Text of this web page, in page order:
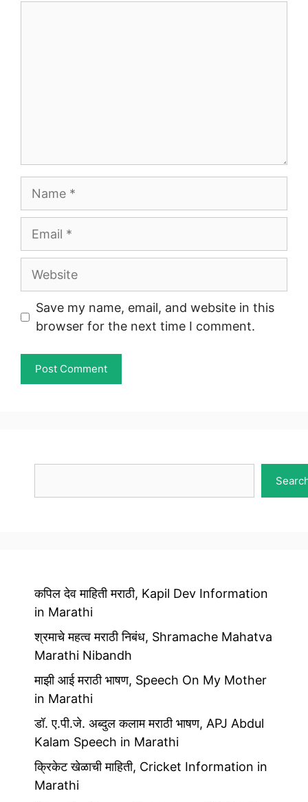
Name
Email
Website
Save my name, email, and website in this
browser for the next time I comment.
कपिल देव माहिती मराठी, Kapil Dev Information
in Marathi
श्रमाचे महत्व मराठी निबंध, Shramache Mahatva
Marathi Nibandh
माझी आई मराठी भाषण, Speech On My Mother
in Marathi
डॉ. ए.पी.जे. अब्दुल कलाम मराठी भाषण, APJ Abdul
Kalam Speech in Marathi
क्रिकेट खेळाची माहिती, Cricket Information in
Marathi